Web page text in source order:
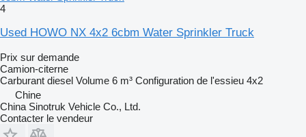
4
Used HOWO NX 4x2 6cbm Water Sprinkler Truck
Prix sur demande
Camion-citerne
Carburant diesel Volume 6 m³ Configuration de l'essieu 4x2
Chine
China Sinotruk Vehicle Co., Ltd.
Contacter le vendeur